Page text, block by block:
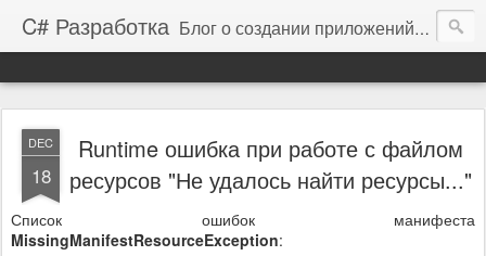
C# Разработка Блог о создании приложений на платформе .NET Framework
DEC
18
Runtime ошибка при работе с файлом
ресурсов "Не удалось найти ресурсы..."
Список ошибок манифеста
MissingManifestResourceException: